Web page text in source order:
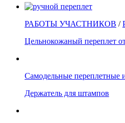
РАБОТЫ УЧАСТНИКОВ /
Цельнокожаный переплет
Самодельные переплетные
Держатель для штампов